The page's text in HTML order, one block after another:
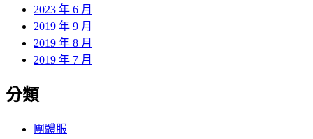
2023 年 6 月
2019 年 9 月
2019 年 8 月
2019 年 7 月
分類
團體服